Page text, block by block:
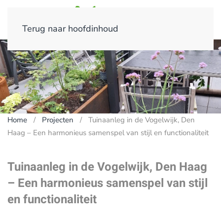
Terug naar hoofdinhoud
Home Projecten
Tuinaanleg in de Vogelwijk, Den
Haag – Een harmonieus samenspel van stijl en functionaliteit
Tuinaanleg in de Vogelwijk, Den Haag
– Een harmonieus samenspel van stijl
en functionaliteit